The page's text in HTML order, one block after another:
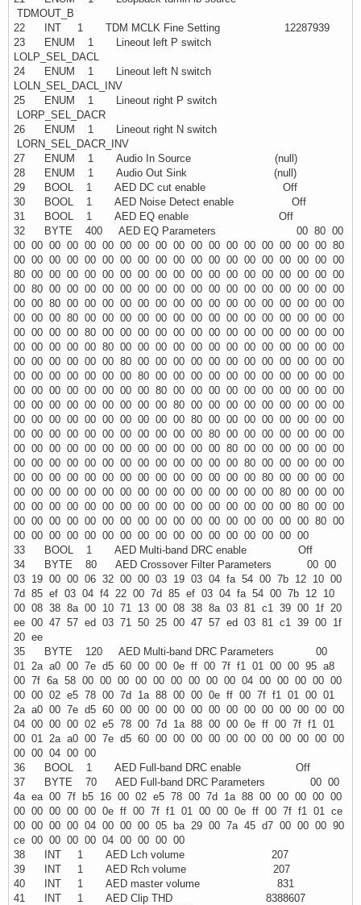
TDMOUT_B
22 INT 1 TDM MCLK Fine Setting 12287939
23 ENUM 1 Lineout left P switch
LOLP_SEL_DACL
24 ENUM 1 Lineout left N switch
LOLN_SEL_DACL_INV
25 ENUM 1 Lineout right P switch
LORP_SEL_DACR
26 ENUM 1 Lineout right N switch
LORN_SEL_DACR_INV
27 ENUM 1 Audio In Source (null)
28 ENUM 1 Audio Out Sink (null)
29 BOOL 1 AED DC cut enable Off
30 BOOL 1 AED Noise Detect enable Off
31 BOOL 1 AED EQ enable Off
32 BYTE 400 AED EQ Parameters 00 80 00
00 00 00 00 00 00 00 00 00 00 00 00 00 00 00 00 00 00 80
00 00 00 00 00 00 00 00 00 00 00 00 00 00 00 00 00 00 00
80 00 00 00 00 00 00 00 00 00 00 00 00 00 00 00 00 00 00
00 80 00 00 00 00 00 00 00 00 00 00 00 00 00 00 00 00 00
00 00 80 00 00 00 00 00 00 00 00 00 00 00 00 00 00 00 00
00 00 00 80 00 00 00 00 00 00 00 00 00 00 00 00 00 00 00
00 00 00 00 80 00 00 00 00 00 00 00 00 00 00 00 00 00 00
00 00 00 00 00 80 00 00 00 00 00 00 00 00 00 00 00 00 00
00 00 00 00 00 00 80 00 00 00 00 00 00 00 00 00 00 00 00
00 00 00 00 00 00 00 80 00 00 00 00 00 00 00 00 00 00 00
00 00 00 00 00 00 00 00 80 00 00 00 00 00 00 00 00 00 00
00 00 00 00 00 00 00 00 00 80 00 00 00 00 00 00 00 00 00
00 00 00 00 00 00 00 00 00 00 80 00 00 00 00 00 00 00 00
00 00 00 00 00 00 00 00 00 00 00 80 00 00 00 00 00 00 00
00 00 00 00 00 00 00 00 00 00 00 00 80 00 00 00 00 00 00
00 00 00 00 00 00 00 00 00 00 00 00 00 80 00 00 00 00 00
00 00 00 00 00 00 00 00 00 00 00 00 00 00 80 00 00 00 00
00 00 00 00 00 00 00 00 00 00 00 00 00 00 00 80 00 00 00
00 00 00 00 00 00 00 00 00 00 00 00 00 00 00 00 80 00 00
00 00 00 00 00 00 00 00 00 00 00 00 00 00 00 00 00 80 00
00 00 00 00 00 00 00 00 00 00 00 00 00 00 00 00 00
33 BOOL 1 AED Multi-band DRC enable Off
34 BYTE 80 AED Crossover Filter Parameters 00 00
03 19 00 00 06 32 00 00 03 19 03 04 fa 54 00 7b 12 10 00
7d 85 ef 03 04 f4 22 00 7d 85 ef 03 04 fa 54 00 7b 12 10
00 08 38 8a 00 10 71 13 00 08 38 8a 03 81 c1 39 00 1f 20
ee 00 47 57 ed 03 71 50 25 00 47 57 ed 03 81 c1 39 00 1f
20 ee
35 BYTE 120 AED Multi-band DRC Parameters 00
01 2a a0 00 7e d5 60 00 00 0e ff 00 7f f1 01 00 00 95 a8
00 7f 6a 58 00 00 00 00 00 00 00 00 00 04 00 00 00 00 00
00 00 02 e5 78 00 7d 1a 88 00 00 0e ff 00 7f f1 01 00 01
2a a0 00 7e d5 60 00 00 00 00 00 00 00 00 00 00 00 00 00
04 00 00 00 02 e5 78 00 7d 1a 88 00 00 0e ff 00 7f f1 01
00 01 2a a0 00 7e d5 60 00 00 00 00 00 00 00 00 00 00 00
00 00 04 00 00
36 BOOL 1 AED Full-band DRC enable Off
37 BYTE 70 AED Full-band DRC Parameters 00 00
4a ea 00 7f b5 16 00 02 e5 78 00 7d 1a 88 00 00 00 00 00
00 00 00 00 00 0e ff 00 7f f1 01 00 00 0e ff 00 7f f1 01 ce
00 00 00 00 04 00 00 00 05 ba 29 00 7a 45 d7 00 00 00 90
ce 00 00 00 00 04 00 00 00 00
38 INT 1 AED Lch volume 207
39 INT 1 AED Rch volume 207
40 INT 1 AED master volume 831
41 INT 1 AED Clip THD 8388607